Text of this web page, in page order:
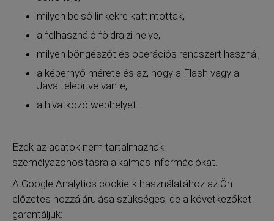
milyen belső linkekre kattintottak,
a felhasználó földrajzi helye,
milyen böngészőt és operációs rendszert használ,
a képernyő mérete és az, hogy a Flash vagy a
Java telepítve van-e,
a hivatkozó webhelyet.
Ezek az adatok nem tartalmaznak
személyazonosításra alkalmas információkat.
A Google Analytics cookie-k használatához az Ön
előzetes hozzájárulása szükséges, de a következőket
garantáljuk: